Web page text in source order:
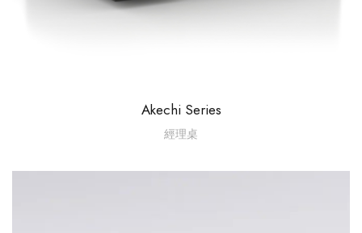
Akechi Series
經理桌